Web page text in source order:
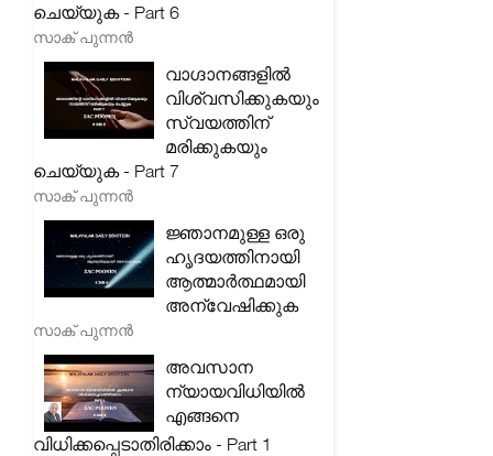
ചെയ്യുക - Part 6
സാക് പുന്നൻ
വാഗ്ദാനങ്ങളിൽ
വിശ്വസിക്കുകയും
സ്വയത്തിന്
മരിക്കുകയും
ചെയ്യുക - Part 7
സാക് പുന്നൻ
ജ്ഞാനമുള്ള ഒരു
ഹൃദയത്തിനായി
ആത്മാർത്ഥമായി
അന്വേഷിക്കുക
സാക് പുന്നൻ
അവസാന
ന്യായവിധിയിൽ
എങ്ങനെ
വിധിക്കപ്പെടാതിരിക്കാം - Part 1